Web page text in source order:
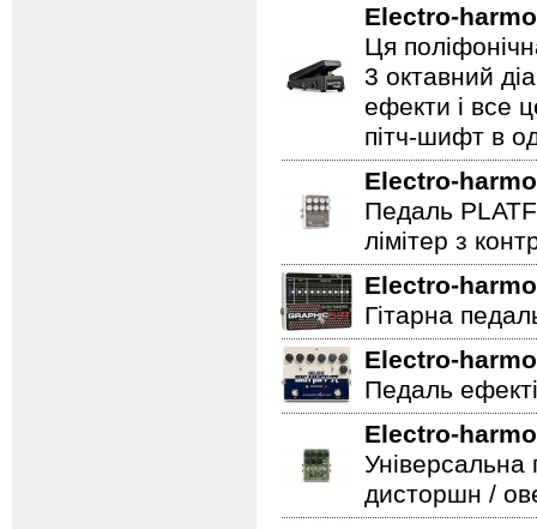
Electro-
Ця
3 октавний
ефекти і все
пітч-шифт в
Electro-
Педаль
лімітер з
Electro-
Гітарна
Electro-
Педаль
Electro-
Універсальна
дисторшн /